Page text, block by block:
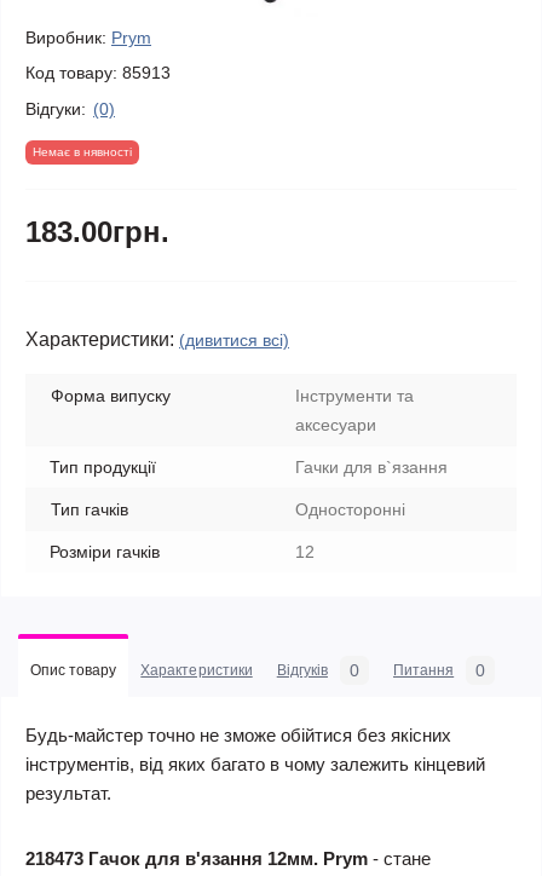
Виробник: Prym
Код товару: 85913
Відгуки: (0)
Немає в нявності
183.00грн.
Характеристики: (дивитися всі)
Форма випуску
Інструменти та
аксесуари
Тип продукції Гачки для в`язання
Тип гачків Односторонні
Розміри гачків 12
Опис товару Характеристики Відгуків 0 Питання 0
Будь-майстер точно не зможе обійтися без якісних
інструментів, від яких багато в чому залежить кінцевий
результат.
218473 Гачок для в'язання 12мм. Prym - стане